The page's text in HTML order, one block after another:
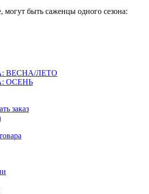
могут быть саженцы одного сезона:
ВЕСНА/ЛЕТО
ОСЕНЬ
заказ